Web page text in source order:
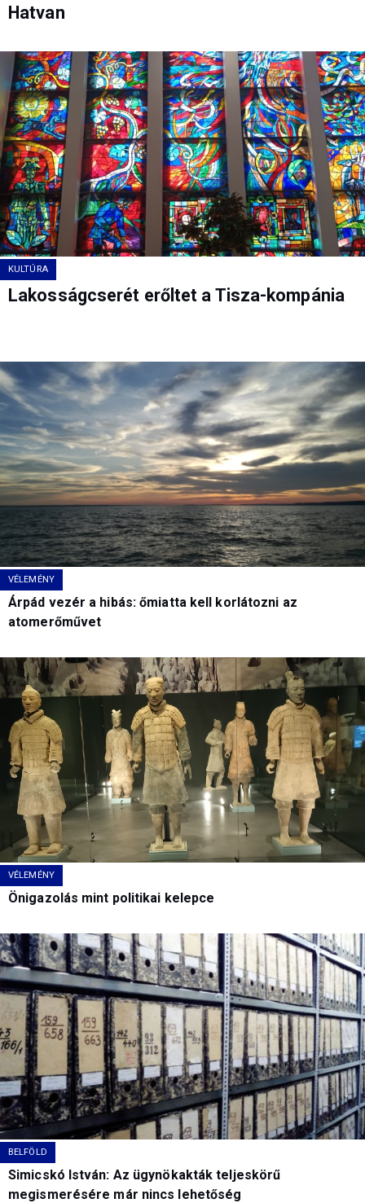
Hatvan
KULTÚRA
Lakosságcserét erőltet a Tisza-kompánia
VÉLEMÉNY
Árpád vezér a hibás: őmiatta kell korlátozni az
atomerőművet
VÉLEMÉNY
Önigazolás mint politikai kelepce
BELFÖLD
Simicskó István: Az ügynökakták teljeskörű
megismerésére már nincs lehetőség